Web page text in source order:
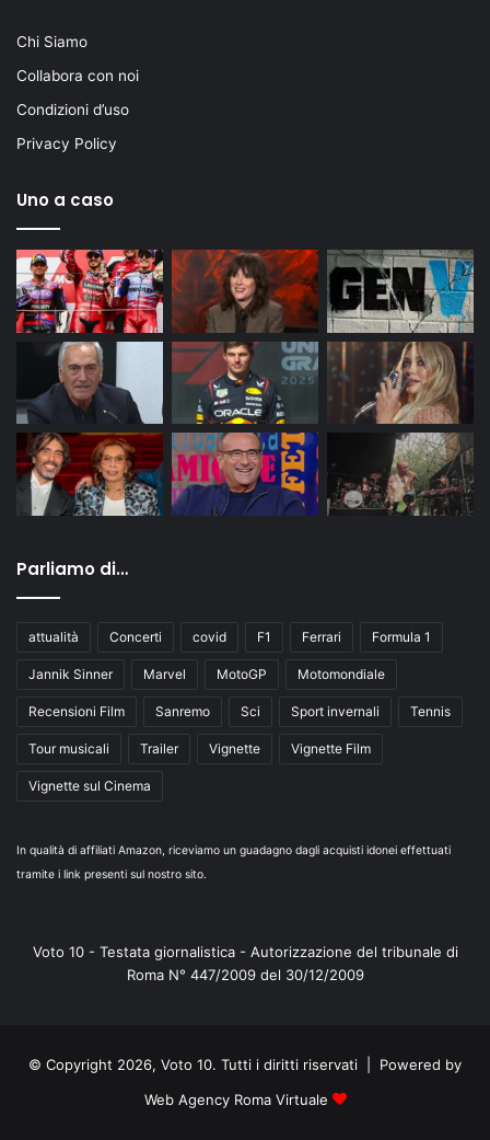
Chi Siamo
Collabora con noi
Condizioni d’uso
Privacy Policy
Uno a caso
Parliamo di…
attualità Concerti covid F1 Ferrari Formula 1
Jannik Sinner Marvel MotoGP Motomondiale
Recensioni Film Sanremo Sci Sport invernali Tennis
Tour musicali Trailer Vignette Vignette Film
Vignette sul Cinema
In qualità di affiliati Amazon, riceviamo un guadagno dagli acquisti idonei effettuati
tramite i link presenti sul nostro sito.
Voto 10 - Testata giornalistica - Autorizzazione del tribunale di
Roma N° 447/2009 del 30/12/2009
© Copyright 2026, Voto 10. Tutti i diritti riservati | Powered by
Web Agency Roma Virtuale